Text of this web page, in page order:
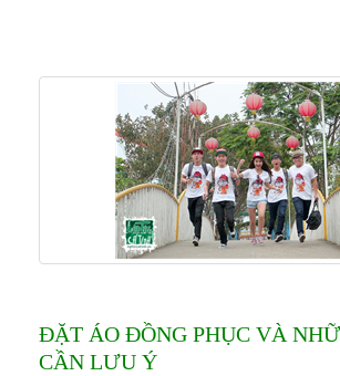
ĐẶT ÁO ĐỒNG PHỤC VÀ
CẦN LƯU Ý